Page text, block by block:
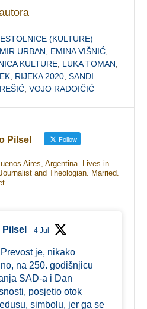
(KULTURE)
URBAN EMINA VIŠNIĆ
KULTURE LUKA TOMAN
RIJEKA 2020 ,SANDI
,VOJO RADOIČIĆ
Pilsel Follow
Aires, Argentina. Lives in
and Theologian. Married.
4 Jul
je, nikako
na 250. godišnjicu
SAD-a i Dan
posjetio otok
simbolu, jer ga se